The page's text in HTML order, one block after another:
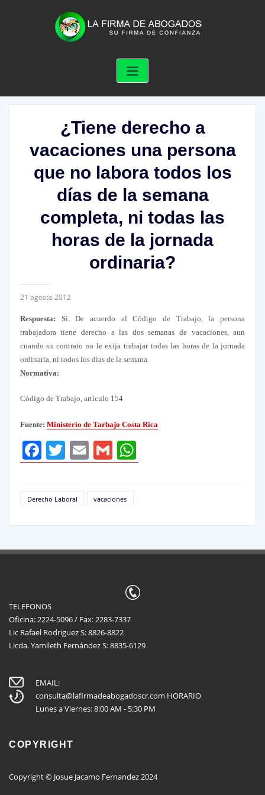
¿Tiene derecho a
vacaciones una persona
que no labora todos los
días de la semana
completa, ni todas las
horas de la jornada
ordinaria?
21 agosto 2012
Respuesta: Sí. De acuerdo al Código de Trabajo, la persona
trabajadora tiene derecho a las dos semanas de vacaciones, aun
cuando su contrato no le exija trabajar todas las horas de la jornada
ordinaria, ni todos los días de la semana.
Normativa:
Código de Trabajo, artículo 154
Fuente: Ministerio de Tarbajo Costa Rica
Facebook
Twitter
Email
GmailWhatsApp
Derecho Laboral vacaciones
TELEFONOS
Oficina: 2224-5096 / Fax: 2283-7337
Lic Rafael Rodriguez S: 8826-8822
Licda. Yamileth Fernández S: 8835-6129
EMAIL:
consulta@lafirmadeabogadoscr.com HORARIO
Lunes a Viernes: 8:00 AM - 5:30 PM
COPYRIGHT
Copyright © Josue Jacamo Fernandez 2024